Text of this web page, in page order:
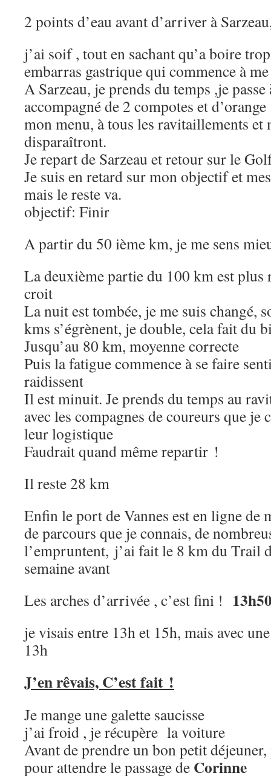
2 points d’eau avant d’arriver à
j’ai soif , tout en sachant qu’a boire
embarras gastrique qui commence à
A Sarzeau, je prends du temps ,je
accompagné de 2 compotes et
mon menu, à tous les ravitaillements et
disparaîtront.
Je repart de Sarzeau et retour sur le
Je suis en retard sur mon objectif et
mais le reste va.
objectif: Finir
A partir du 50 ième km, je me sens
La deuxième partie du 100 km est plus
croit
La nuit est tombée, je me suis changé,
kms s’égrènent, je double, cela fait du
Jusqu’au 80 km, moyenne correcte
Puis la fatigue commence à se faire
raidissent
Il est minuit. Je prends du temps au
avec les compagnes de coureurs que je
leur logistique
Faudrait quand même repartir !
Il reste 28 km
Enfin le port de Vannes est en ligne de
de parcours que je connais, de
l’empruntent, j’ai fait le 8 km du Trail
semaine avant
Les arches d’arrivée , c’est fini !
je visais entre 13h et 15h, mais avec
13h
J’en rêvais, C’est fait !
Je mange une galette saucisse
j’ai froid , je récupère la voiture
Avant de prendre un bon petit déjeuner,
pour attendre le passage de Corinne